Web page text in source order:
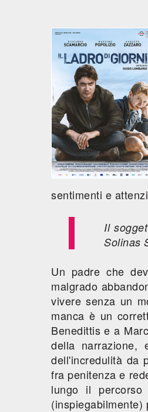
sentimenti e
Il
Solinas
Un padre che
malgrado
vivere senza un
manca è un
Benedittis e a
della narrazione,
dell'incredulità da
fra penitenza e
lungo il